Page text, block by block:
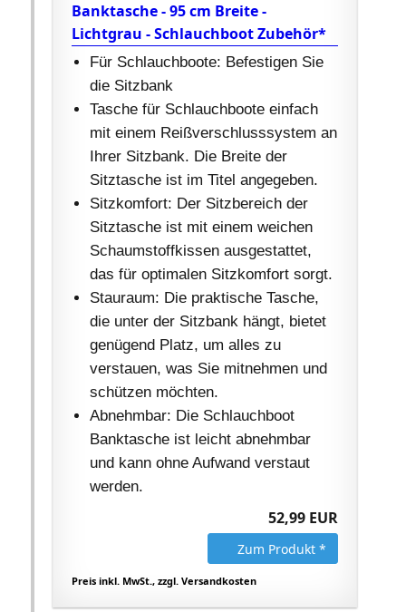
Banktasche - 95 cm Breite -
Lichtgrau - Schlauchboot Zubehör*
Für Schlauchboote: Befestigen Sie
die Sitzbank
Tasche für Schlauchboote einfach
mit einem Reißverschlusssystem an
Ihrer Sitzbank. Die Breite der
Sitztasche ist im Titel angegeben.
Sitzkomfort: Der Sitzbereich der
Sitztasche ist mit einem weichen
Schaumstoffkissen ausgestattet,
das für optimalen Sitzkomfort sorgt.
Stauraum: Die praktische Tasche,
die unter der Sitzbank hängt, bietet
genügend Platz, um alles zu
verstauen, was Sie mitnehmen und
schützen möchten.
Abnehmbar: Die Schlauchboot
Banktasche ist leicht abnehmbar
und kann ohne Aufwand verstaut
werden.
52,99 EUR
Zum Produkt *
Preis inkl. MwSt., zzgl. Versandkosten